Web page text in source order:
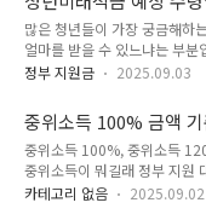
가 확대되어, 폐업 예정 또는
다. 오늘은 청년미래적금의 출
법, 그리고 자주 묻는 질문까
재정부 청년미래적금 공식 발
이션 ▶▶ 청년미래적금 출시
2025년 하반기 시범 운영 →
어 있습니다. 왜 새로운 제..
많은 청년들이 가장 궁금해하
얼마를 받을 수 있느냐는 부
가 직접 납입액을 매칭 지원해
기준 '중위소득 200%'도 확인
기준중위소득 100%, 중위소
대체 중위소득이 뭐길래 정부
도 하는걸까요? 이 기준만 확
져요. 우리 집
정부 지원금 2025.09.03
중위소득 100% 금액
중위소득 100%, 중위소득
중위소득이 뭐길래 정부 지원
는걸까요? 이 기준만 확인하면
카테고리 없음 2025.09.02